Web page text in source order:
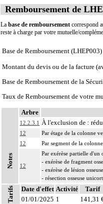
Remboursement de
La base de remboursement correspond
reste à charge par votre mutuelle/
Base de Remboursement
Montant du devis ou de la facture
Base de Remboursement de la
Taux de Remboursement de votre
Notes
Arbre
12.2.3.1 À l'exclusion de :
12
Par étage de la colonne
12
Par segment de la
12
Par exérèse partielle d'un
- exérèse de fragment
- exérèse de lésion
- résection osseuse
12
L'ostéosynthèse d'une
12
L'arthrodèse de la
Tarifs Date d'effet Activité
Tarif
01/01/2025 1 141,31